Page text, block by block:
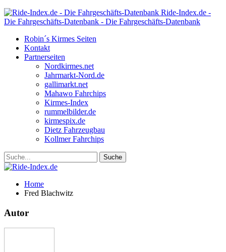
Ride-Index.de -
Die Fahrgeschäfts-Datenbank - Die Fahrgeschäfts-Datenbank
Robin´s Kirmes Seiten
Kontakt
Partnerseiten
Nordkirmes.net
Jahrmarkt-Nord.de
gallimarkt.net
Mahawo Fahrchips
Kirmes-Index
rummelbilder.de
kirmespix.de
Dietz Fahrzeugbau
Kollmer Fahrchips
Home
Fred Blachwitz
Autor